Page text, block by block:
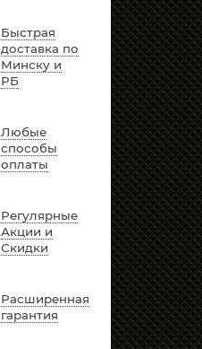
Быстрая
доставка по
Минску и
РБ
Любые
способы
оплаты
Регулярные
Акции и
Скидки
Расширенная
гарантия